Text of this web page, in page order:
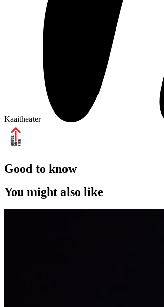
Kaaitheater
Good to know
You might also like